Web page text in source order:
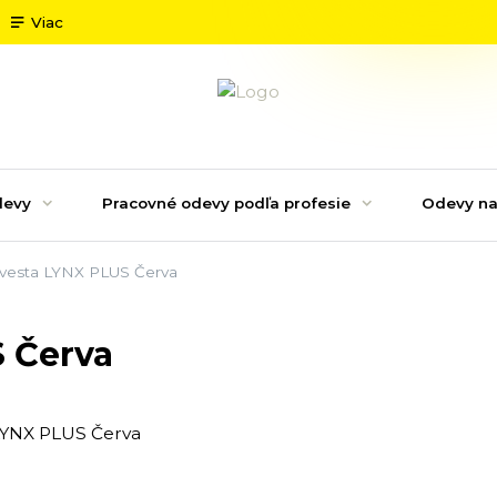
Viac
Pracovné odevy podľa profesie Odevy
LYNX PLUS Červa
Červa